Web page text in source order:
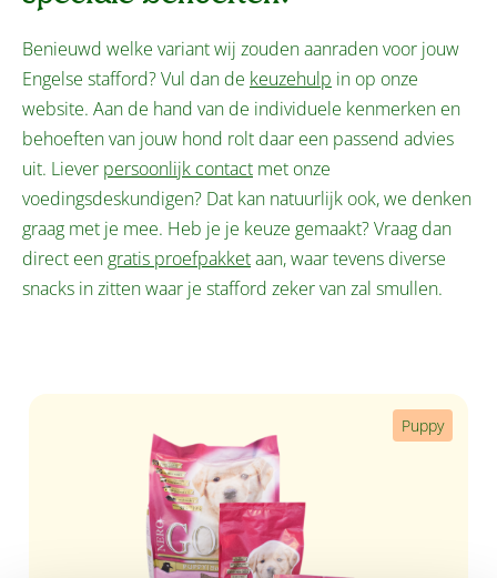
Benieuwd welke variant wij zouden aanraden voor jouw
Engelse stafford? Vul dan de keuzehulp in op onze
website. Aan de hand van de individuele kenmerken en
behoeften van jouw hond rolt daar een passend advies
uit. Liever persoonlijk contact met onze
voedingsdeskundigen? Dat kan natuurlijk ook, we denken
graag met je mee. Heb je je keuze gemaakt? Vraag dan
direct eengratis proefpakketaan, waar tevens diverse
snacks in zitten waar je stafford zeker van zal smullen.
Puppy